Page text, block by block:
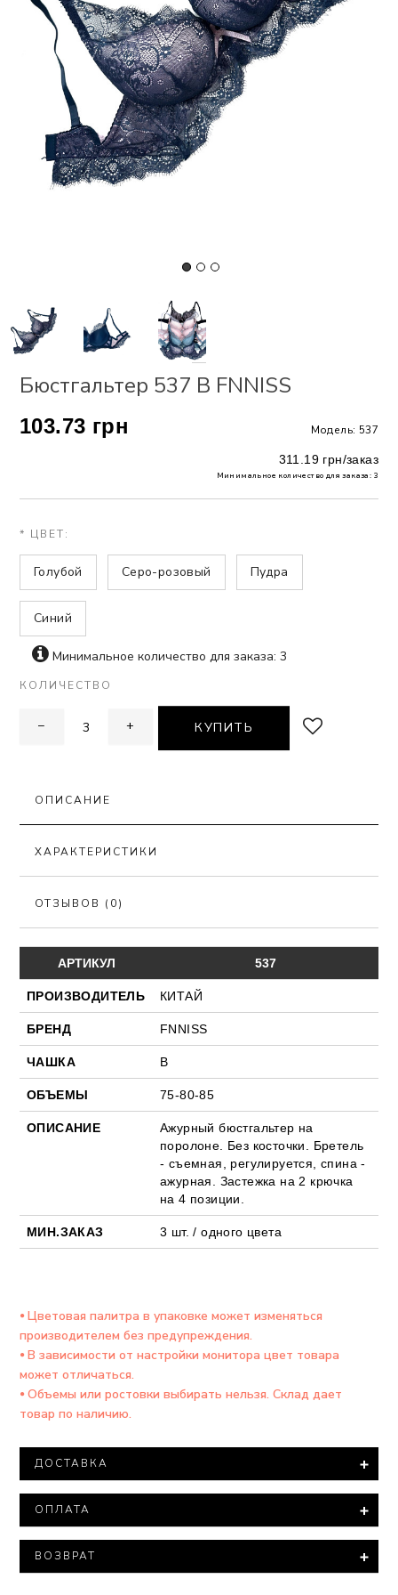
Бюстгальтер 537 В FNNISS
103.73 грн Модель: 537
311.19 грн/заказ
Минимальное количество для заказа: 3
* ЦВЕТ:
Голубой Серо-розовый Пудра
Синий
Минимальное количество для заказа: 3
КОЛИЧЕСТВО
− + КУПИТЬ
ОПИСАНИЕ
ХАРАКТЕРИСТИКИ
ОТЗЫВОВ (0)
АРТИКУЛ 537
ПРОИЗВОДИТЕЛЬ КИТАЙ
БРЕНД FNNISS
ЧАШКА В
ОБЪЕМЫ 75-80-85
ОПИСАНИЕ
Ажурный бюстгальтер на
поролоне. Без косточки. Бретель
- съемная, регулируется, спина -
ажурная. Застежка на 2 крючка
на 4 позиции.
МИН.ЗАКАЗ 3 шт. / одного цвета
⦁ Цветовая палитра в упаковке может изменяться
производителем без предупреждения.
⦁ В зависимости от настройки монитора цвет товара
может отличаться.
⦁ Объемы или ростовки выбирать нельзя. Склад дает
товар по наличию.
ДОСТАВКА
Доставка товара осуществляется компанией ООО
"Новая ПОЧТА".
доставка товара производится БЕСПЛАТНО.
ОПЛАТА
Минимальная сумма заказа – 500 гривен.
ВОЗВРАТ